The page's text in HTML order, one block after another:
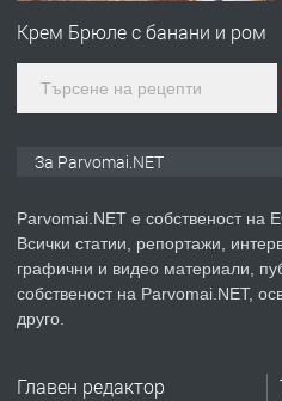
ПРЕДЛАГА
ПРЕДЛАГА Уроци по
Крем Брюле с банани и ром
За Parvomai.NET
Parvomai.NET е собственост
Всички статии, репортажи,
графични и видео материали,
собственост на Parvomai.NET,
друго.
Главен редактор